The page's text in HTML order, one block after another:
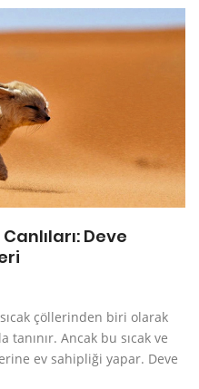
Deve
çöllerinden biri olarak
Ancak bu sıcak ve
ev sahipliği yapar. Deve